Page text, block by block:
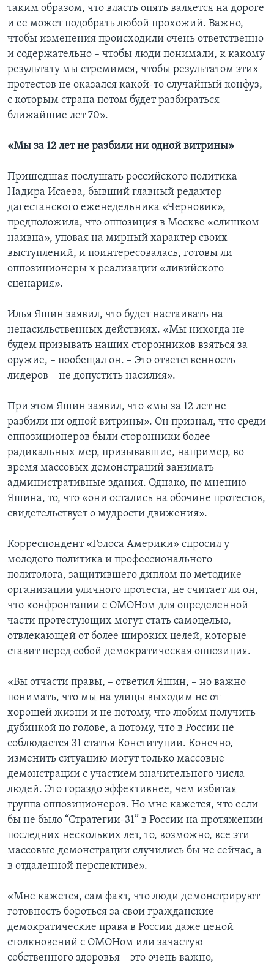
таким образом, что власть опять валяется на дороге
и ее может подобрать любой прохожий. Важно,
чтобы изменения происходили очень ответственно
и содержательно – чтобы люди понимали, к какому
результату мы стремимся, чтобы результатом этих
протестов не оказался какой-то случайный конфуз,
с которым страна потом будет разбираться
ближайшие лет 70».
«Мы за 12 лет не разбили ни одной витрины»
Пришедшая послушать российского политика
Надира Исаева, бывший главный редактор
дагестанского еженедельника «Черновик»,
предположила, что оппозиция в Москве «слишком
наивна», уповая на мирный характер своих
выступлений, и поинтересовалась, готовы ли
оппозиционеры к реализации «ливийского
сценария».
Илья Яшин заявил, что будет настаивать на
ненасильственных действиях. «Мы никогда не
будем призывать наших сторонников взяться за
оружие, – пообещал он. – Это ответственность
лидеров – не допустить насилия».
При этом Яшин заявил, что «мы за 12 лет не
разбили ни одной витрины». Он признал, что среди
оппозиционеров были сторонники более
радикальных мер, призывавшие, например, во
время массовых демонстраций занимать
административные здания. Однако, по мнению
Яшина, то, что «они остались на обочине протестов,
свидетельствует о мудрости движения».
Корреспондент «Голоса Америки» спросил у
молодого политика и профессионального
политолога, защитившего диплом по методике
организации уличного протеста, не считает ли он,
что конфронтации с ОМОНом для определенной
части протестующих могут стать самоцелью,
отвлекающей от более широких целей, которые
ставит перед собой демократическая оппозиция.
«Вы отчасти правы, – ответил Яшин, – но важно
понимать, что мы на улицы выходим не от
хорошей жизни и не потому, что любим получить
дубинкой по голове, а потому, что в России не
соблюдается 31 статья Конституции. Конечно,
изменить ситуацию могут только массовые
демонстрации с участием значительного числа
людей. Это гораздо эффективнее, чем избитая
группа оппозиционеров. Но мне кажется, что если
бы не было “Стратегии-31” в России на протяжении
последних нескольких лет, то, возможно, все эти
массовые демонстрации случились бы не сейчас, а
в отдаленной перспективе».
«Мне кажется, сам факт, что люди демонстрируют
готовность бороться за свои гражданские
демократические права в России даже ценой
столкновений с ОМОНом или зачастую
собственного здоровья – это очень важно, –